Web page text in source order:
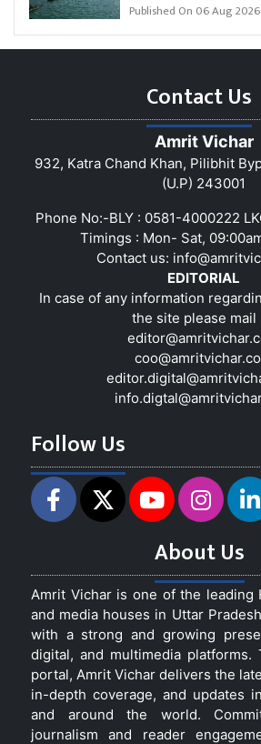
Published On 06 Aug
Contact Us
Amrit Vichar
932, Katra Chand Khan, Pilibhit
(U.P) 243001
Phone No:-BLY : 0581-4000222
Timings : Mon- Sat,
Contact us:
EDITORIAL
In case of any information
the site please mail
Follow Us
About Us
Amrit Vichar is one of the leading
and media houses in Uttar
with a strong and growing
digital, and multimedia platforms.
portal, Amrit Vichar delivers the
in-depth coverage, and updates
and around the world.
journalism and reader